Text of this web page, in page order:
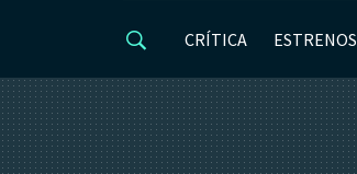
CRÍTICA ESTRENOS